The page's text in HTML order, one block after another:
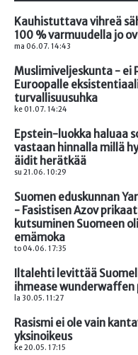
Kauhistuttava vihreä
100 % varmuudella jo
ma 06.07. 14:43
Muslimiveljeskunta - ei
Euroopalle
turvallisuusuhka
ke 01.07. 14:24
Epstein-luokka haluaa
vastaan hinnalla millä
äidit herätkää
su 21.06. 10:29
Suomen eduskunnan
- Fasistisen Azov
kutsuminen Suomeen
emämoka
to 04.06. 17:35
Iltalehti levittää
ihmease wunderwaffen
la 30.05. 11:27
Rasismi ei ole vain
yksinoikeus
ke 20.05. 17:15